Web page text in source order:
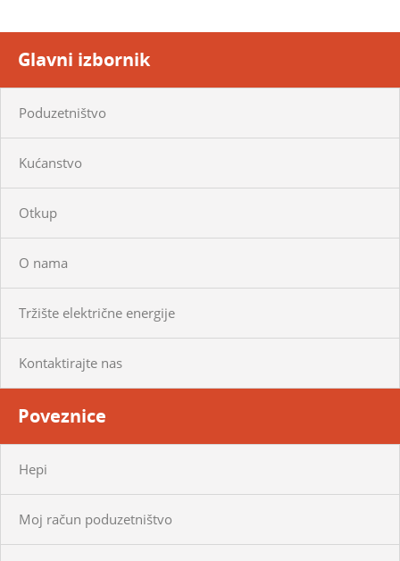
Glavni izbornik
Poduzetništvo
Kućanstvo
Otkup
O nama
Tržište električne energije
Kontaktirajte nas
Poveznice
Hepi
Moj račun poduzetništvo